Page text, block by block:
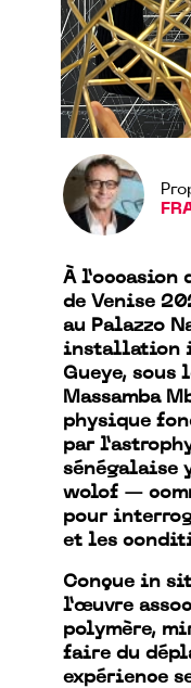
À l’occasion
de Venise
au Palazzo
installation
Gueye, sous
Massamba
physique
par
sénégalaise
wolof —
pour
et les
Conçue in
l’œuvre
polymère,
faire du
expérience